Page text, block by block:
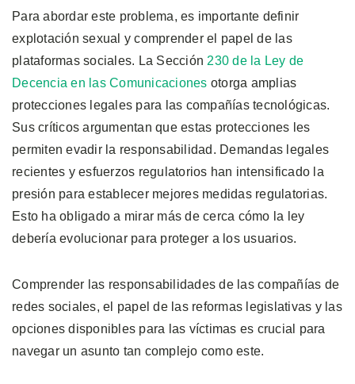
Para abordar este problema, es importante definir
explotación sexual y comprender el papel de las
plataformas sociales. La Sección 230 de la Ley de
Decencia en las Comunicaciones otorga amplias
protecciones legales para las compañías tecnológicas.
Sus críticos argumentan que estas protecciones les
permiten evadir la responsabilidad. Demandas legales
recientes y esfuerzos regulatorios han intensificado la
presión para establecer mejores medidas regulatorias.
Esto ha obligado a mirar más de cerca cómo la ley
debería evolucionar para proteger a los usuarios.
Comprender las responsabilidades de las compañías de
redes sociales, el papel de las reformas legislativas y las
opciones disponibles para las víctimas es crucial para
navegar un asunto tan complejo como este.